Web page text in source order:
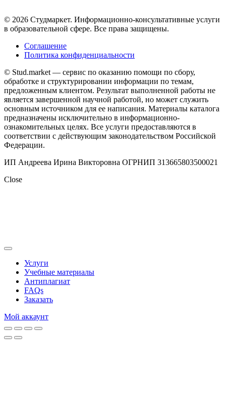
© 2026 Студмаркет. Информационно-консультативные услуги
в образовательной сфере. Все права защищены.
Соглашение
Политика конфиденциальности
© Stud.market — сервис по оказанию помощи по сбору,
обработке и структурировании информации по темам,
предложенным клиентом. Результат выполненной работы не
является завершенной научной работой, но может служить
основным источником для ее написания. Материалы каталога
предназначены исключительно в информационно-
ознакомительных целях. Все услуги предоставляются в
соответствии с действующим законодательством Российской
Федерации.
ИП Андреева Ирина Викторовна ОГРНИП 313665803500021
Close
Услуги
Учебные материалы
Антиплагиат
FAQs
Заказать
Мой аккаунт